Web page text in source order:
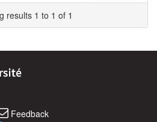
results 1 to 1 of 1
Feedback